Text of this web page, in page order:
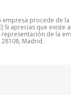
empresa procede de
Si aprecias que
de la
Madrid.